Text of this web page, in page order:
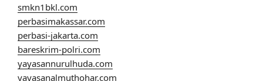
smkn1bkl.com
perbasimakassar.com
perbasi-jakarta.com
bareskrim-polri.com
yayasannurulhuda.com
yayasanalmuthohar.com